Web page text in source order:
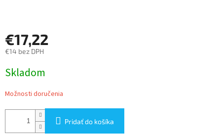
€17,22
€14 bez DPH
cena:
Skladom
Možnosti doručenia
Pridať do košíka